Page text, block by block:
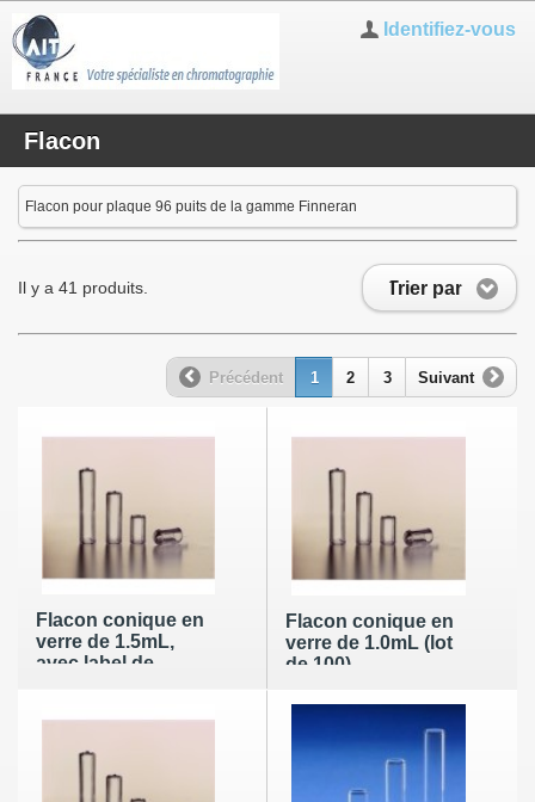
Identifiez-vous
Flacon
Flacon pour plaque 96 puits de la gamme Finneran
Trier par
Il y a 41 produits.
Précédent 1 2 3 Suivant
Flacon conique en
verre de 1.5mL,
avec label de
Flacon conique en
verre de 1.0mL (lot
de 100)